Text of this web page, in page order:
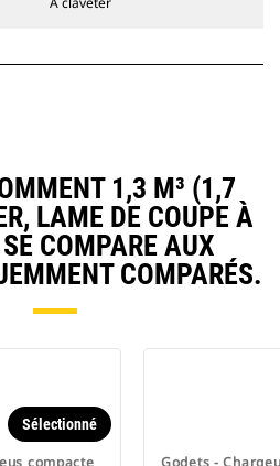
1,3 M³ (1,7
LAME DE COUPE À
COMPARE AUX
COMPARÉS.
Sélectionné